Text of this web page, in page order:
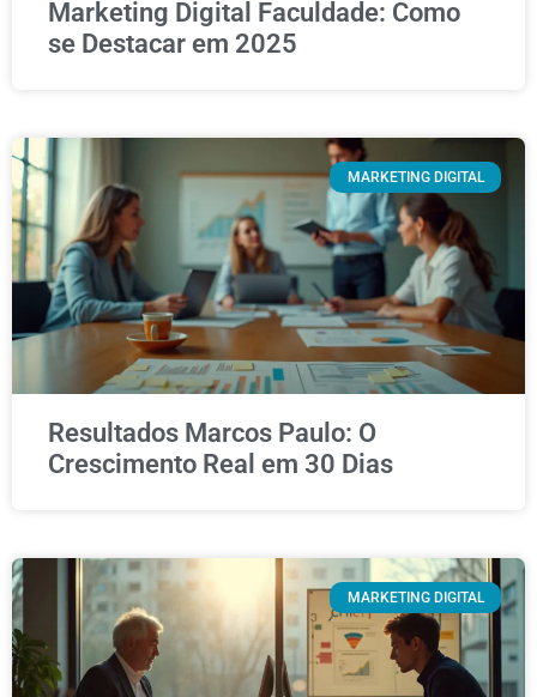
Marketing Digital Faculdade: Como
se Destacar em 2025
MARKETING DIGITAL
Resultados Marcos Paulo: O
Crescimento Real em 30 Dias
MARKETING DIGITAL